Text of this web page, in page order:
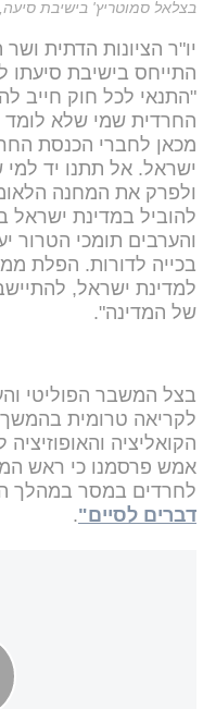
בצלאל סמוטריץ' בישיבת סיעה,
יו"ר הציונות הדתית
התייחס בישיבת סיעתו
"התנאי לכל חוק חייב
החרדית שמי שלא לומד
מכאן לחברי הכנסת
ישראל. אל תתנו יד למי
ולפרק את המחנה
להוביל במדינת
והערבים תומכי הטרור
בכייה לדורות. הפלת
למדינת ישראל,
של המדינה".
בצל המשבר הפוליטי
לקריאה טרומית בהמשך
הקואליציה
אמש פרסמנו כי ראש
לחרדים במסר במהלך
דברים לסיים".